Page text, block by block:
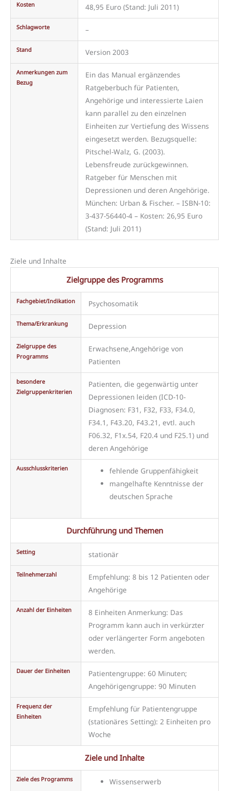
Kosten 48,95 Euro (Stand: Juli 2011)
Schlagworte –
Stand Version 2003
Anmerkungen zum
Bezug
Ein das Manual ergänzendes
Ratgeberbuch für Patienten,
Angehörige und interessierte Laien
kann parallel zu den einzelnen
Einheiten zur Vertiefung des Wissens
eingesetzt werden. Bezugsquelle:
Pitschel-Walz, G. (2003).
Lebensfreude zurückgewinnen.
Ratgeber für Menschen mit
Depressionen und deren Angehörige.
München: Urban & Fischer. – ISBN-10:
3-437-56440-4 – Kosten: 26,95 Euro
(Stand: Juli 2011)
Ziele und Inhalte
Zielgruppe des Programms
Fachgebiet/Indikation Psychosomatik
Thema/Erkrankung Depression
Zielgruppe des
Programms
Erwachsene,Angehörige von
Patienten
besondere
Zielgruppenkriterien
Patienten, die gegenwärtig unter
Depressionen leiden (ICD-10-
Diagnosen: F31, F32, F33, F34.0,
F34.1, F43.20, F43.21, evtl. auch
F06.32, F1x.54, F20.4 und F25.1) und
deren Angehörige
Ausschlusskriterien
fehlende Gruppenfähigkeit
mangelhafte Kenntnisse der
deutschen Sprache
Durchführung und Themen
Setting stationär
Teilnehmerzahl
Empfehlung: 8 bis 12 Patienten oder
Angehörige
Anzahl der Einheiten
8 Einheiten Anmerkung: Das
Programm kann auch in verkürzter
oder verlängerter Form angeboten
werden.
Dauer der Einheiten
Patientengruppe: 60 Minuten;
Angehörigengruppe: 90 Minuten
Frequenz der
Einheiten
Empfehlung für Patientengruppe
(stationäres Setting): 2 Einheiten pro
Woche
Ziele und Inhalte
Ziele des Programms
Wissenserwerb